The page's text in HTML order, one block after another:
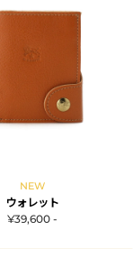
NEW
ウォレット
¥39,600 -